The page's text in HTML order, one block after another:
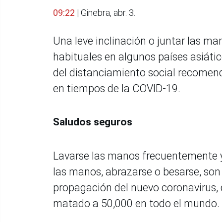
09:22 | Ginebra, abr. 3.
Una leve inclinación o juntar las
habituales en algunos países
del distanciamiento social
en tiempos de la COVID-19.
Saludos seguros
Lavarse las manos
las manos, abrazarse o besarse,
propagación del nuevo
matado a 50,000 en todo el mundo.